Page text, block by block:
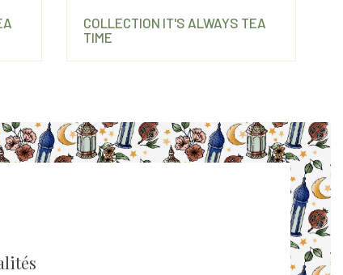
COLLECTION IT'S ALWAYS TEA
TIME